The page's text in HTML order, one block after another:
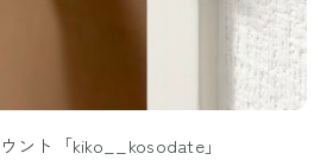
ント「kiko__kosodate」